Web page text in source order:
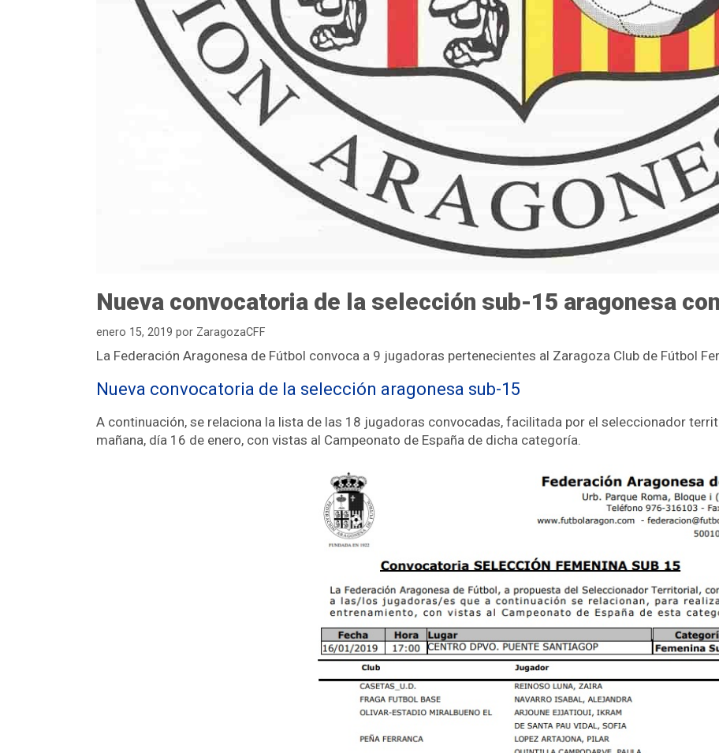
Nueva convocatoria de la selección sub-15 aragonesa
enero 15, 2019 por ZaragozaCFF
La Federación Aragonesa de Fútbol convoca a 9 jugadoras pertenecientes al Zaragoza Club de Fútbol
Nueva convocatoria de la selección aragonesa sub-15
A continuación, se relaciona la lista de las 18 jugadoras convocadas, facilitada por el seleccionador
mañana, día 16 de enero, con vistas al Campeonato de España de dicha categoría.